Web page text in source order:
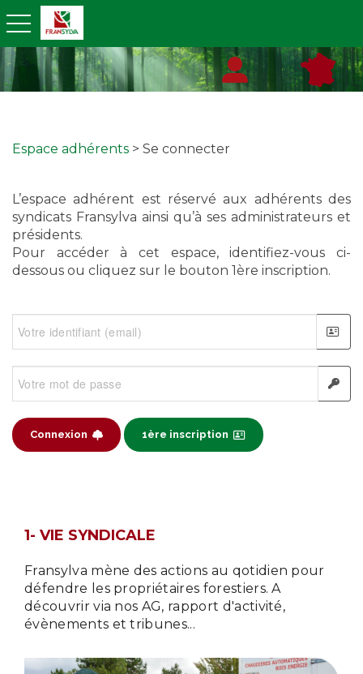
toggle navigation
Espace adhérents > Se connecter
L’espace adhérent est réservé aux adhérents des
syndicats Fransylva ainsi qu’à ses administrateurs et
présidents.
Pour accéder à cet espace, identifiez-vous ci-
dessous ou cliquez sur le bouton 1ère inscription.
Connexion 1ère inscription
1- VIE SYNDICALE
Fransylva mène des actions au qotidien pour
défendre les propriétaires forestiers. A
découvrir via nos AG, rapport d'activité,
évènements et tribunes...